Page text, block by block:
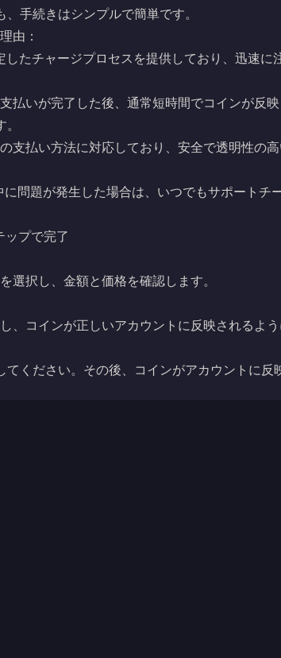
手続きはシンプルで簡単です。
由：
したチャージプロセスを提供しており、迅速に
払いが完了した後、通常短時間でコインが反
支払い方法に対応しており、安全で透明性の
に問題が発生した場合は、いつでもサポートチ
ップで完了
を選択し、金額と価格を確認します。
、コインが正しいアカウントに反映されるよう
ください。その後、コインがアカウントに反